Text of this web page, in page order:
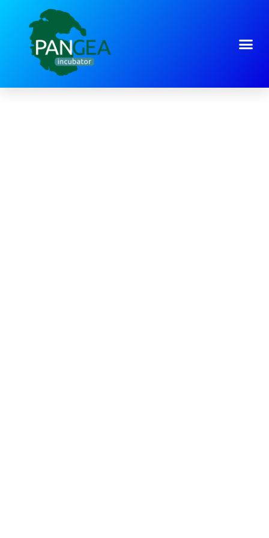
Auteur:Joost Honig